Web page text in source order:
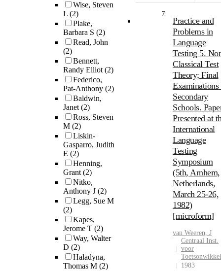
Wise, Steven
L (2)
Plake,
Barbara S (2)
Read, John
(2)
Bennett,
Randy Elliot(2)
Federico,
Pat-Anthony (2)
Baldwin,
Janet(2)
Ross, Steven
M (2)
Liskin-
Gasparro, Judith
E (2)
Henning,
Grant(2)
Nitko,
Anthony J (2)
Legg, Sue M
(2)
Kapes,
Jerome T (2)
Way, Walter
D (2)
Haladyna,
Thomas M (2)
7
Practice and
Problems in
Language
Testing 5.
Classical Test
Theory; Final
Examinations
Secondary
Schools.
Presented at
International
Language
Testing
Symposium
(5th, Arnhem,
Netherlands,
March 25-26,
1982)
[microform]
van Weeren, J
Centraal Inst.
voor
1983